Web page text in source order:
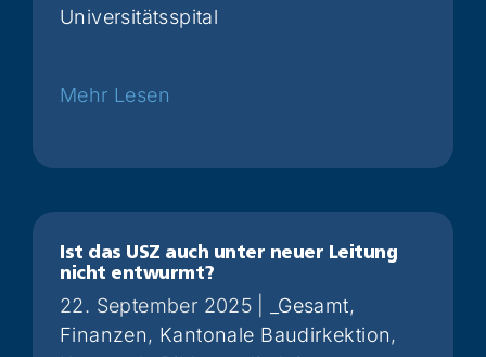
Universitätsspital
Ist das USZ auch unter neuer Leitung
nicht entwurmt?
22. September 2025 _Gesamt,
Finanzen, Kantonale Baudirkektion,